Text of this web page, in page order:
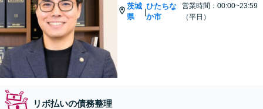
茨城
県
|
ひたちな
か市
営業時間：00:00~23:59
（平日）
リボ払いの債務整理